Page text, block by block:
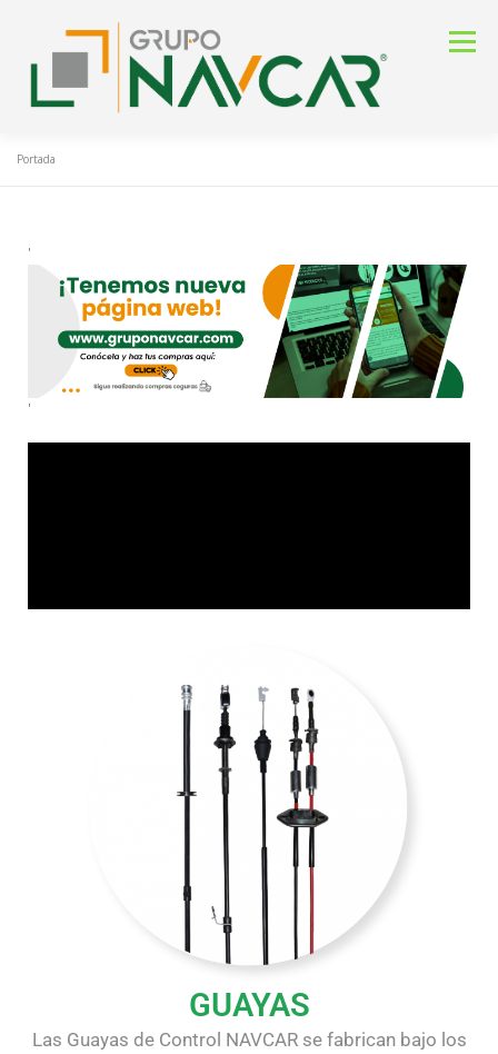
Menú
CATÁLOGOS GUÍAS RÁPIDAS CONTACTO
Portada
'
'
GUAYAS
Las Guayas de Control NAVCAR se fabrican bajo los